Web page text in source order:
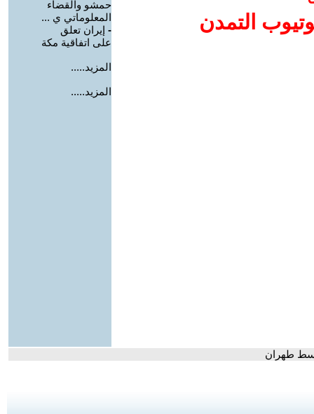
التمدن
حمشو والقضاء
المعلوماتي ي ...
- إيران تعلق
على اتفاقية مكة
المزيد.....
المزيد.....
طهران